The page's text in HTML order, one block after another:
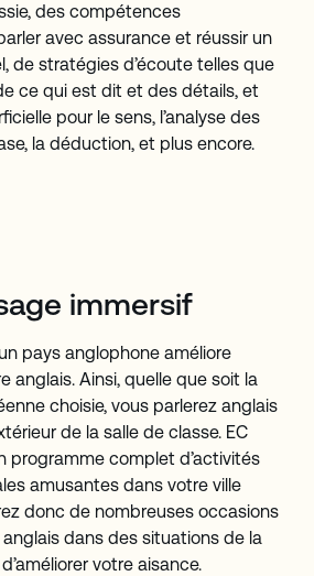
des compétences
avec assurance et réussir un
de stratégies d’écoute telles que
ce qui est dit et des détails, et
pour le sens, l’analyse des
la déduction, et plus encore.
immersif
pays anglophone améliore
anglais. Ainsi, quelle que soit la
choisie, vous parlerez anglais
de la salle de classe. EC
programme complet d’activités
amusantes dans votre ville
donc de nombreuses occasions
dans des situations de la
votre aisance.